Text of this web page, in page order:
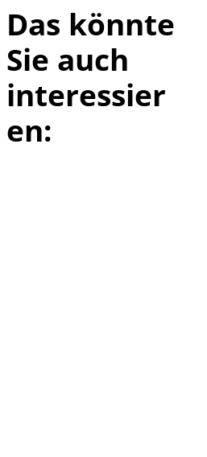
Das könnte
Sie auch
interessier
en: